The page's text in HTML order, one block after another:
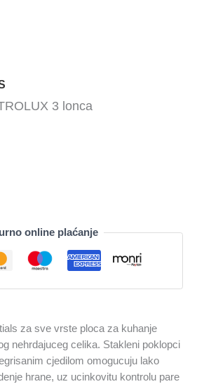
3 lonca
online plaćanje
za sve vrste ploca za kuhanje
nehrdajuceg celika. Stakleni poklopci
cjedilom omogucuju lako
hrane, uz ucinkovitu kontrolu pare